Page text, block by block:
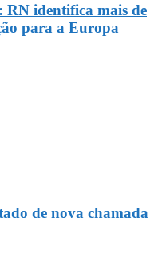
RN identifica mais de
para a Europa
de nova chamada